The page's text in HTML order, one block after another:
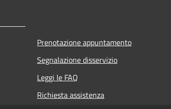
Prenotazione appuntamento
Segnalazione disservizio
Leggi le FAQ
Richiesta assistenza